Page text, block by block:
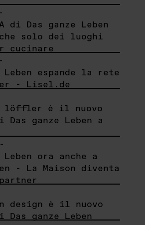
di Das ganze Leben
solo dei luoghi
cucinare
Leben espande la rete
- Lisel.de
+ löffler è il nuovo
ganze Leben a
Leben ora anche a
- La Maison diventa
design è il nuovo
ganze Leben